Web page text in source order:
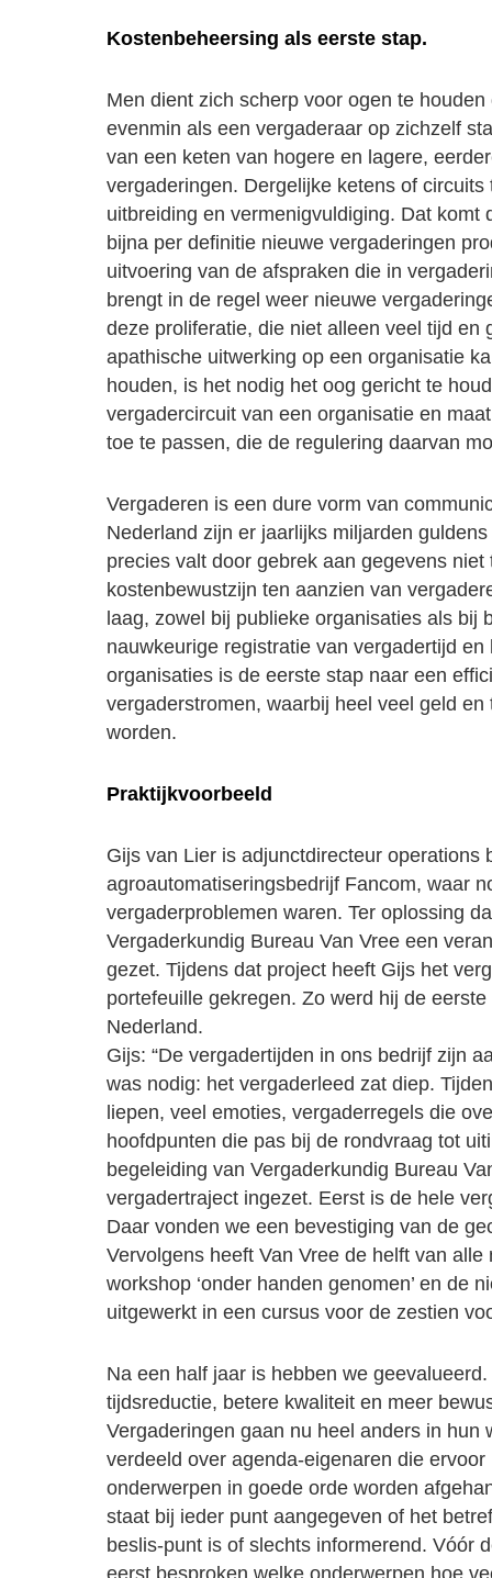
Kostenbeheersing als eerste stap.
Men dient zich scherp voor ogen te
evenmin als een vergaderaar op zichzelf
van een keten van hogere en lagere,
vergaderingen. Dergelijke ketens of circuits
uitbreiding en vermenigvuldiging. Dat komt
bijna per definitie nieuwe vergaderingen
uitvoering van de afspraken die in
brengt in de regel weer nieuwe
deze proliferatie, die niet alleen veel tijd en
apathische uitwerking op een organisatie
houden, is het nodig het oog gericht te
vergadercircuit van een organisatie en
toe te passen, die de regulering daarvan
Vergaderen is een dure vorm van
Nederland zijn er jaarlijks miljarden
precies valt door gebrek aan gegevens niet
kostenbewustzijn ten aanzien van
laag, zowel bij publieke organisaties als bij
nauwkeurige registratie van vergadertijd en
organisaties is de eerste stap naar een
vergaderstromen, waarbij heel veel geld
worden.
Praktijkvoorbeeld
Gijs van Lier is adjunctdirecteur operations
agroautomatiseringsbedrijf Fancom, waar
vergaderproblemen waren. Ter oplossing
Vergaderkundig Bureau Van Vree een
gezet. Tijdens dat project heeft Gijs het
portefeuille gekregen. Zo werd hij de
Nederland.
Gijs: “De vergadertijden in ons bedrijf zijn
was nodig: het vergaderleed zat diep.
liepen, veel emoties, vergaderregels die
hoofdpunten die pas bij de rondvraag tot
begeleiding van Vergaderkundig Bureau
vergadertraject ingezet. Eerst is de hele
Daar vonden we een bevestiging van de
Vervolgens heeft Van Vree de helft van
workshop ‘onder handen genomen’ en de
uitgewerkt in een cursus voor de zestien
Na een half jaar is hebben we
tijdsreductie, betere kwaliteit en meer
Vergaderingen gaan nu heel anders in hun
verdeeld over agenda-eigenaren die
onderwerpen in goede orde worden
staat bij ieder punt aangegeven of het
beslis-punt is of slechts informerend. Vóór
eerst besproken welke onderwerpen hoe